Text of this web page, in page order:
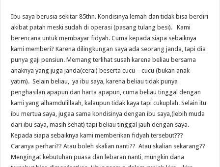
Ibu saya berusia sekitar 85thn. Kondisinya lemah dan tidak bisa berdiri
akibat patah meski sudah di operasi (pasang tulang besi). Kami
berencana untuk membayar fidyah. Cuma kepada siapa sebaiknya
kami memberi? Karena dilingkungan saya ada seorang janda, tapi dia
punya gaji pensiun. Memang terlihat susah karena beliau bersama
anaknya yang juga janda(cerai) beserta cucu – cucu (bukan anak
yatim). Selain beliau, ya ibu saya, karena beliau tidak punya
penghasilan apapun dan harta apapun, cuma beliau tinggal dengan
kami yang alhamdulillaah, kalaupun tidak kaya tapi cukuplah. Selain itu
ibu mertua saya, jugaa sama kondisinya dengan ibu saya,(lebih muda
dari ibu saya, masih sehat) tapi beliau tinggal jauh dengan saya.
Kepada siapa sebaiknya kami memberikan fidyah tersebut???
Caranya perhari?? Atau boleh skalian nanti?? Atau skalian sekarang??
Mengingat kebutuhan puasa dan lebaran nanti, mungkin dana